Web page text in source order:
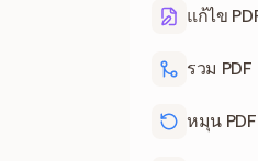
แก้ไข
รวม PDF
หมุน PDF